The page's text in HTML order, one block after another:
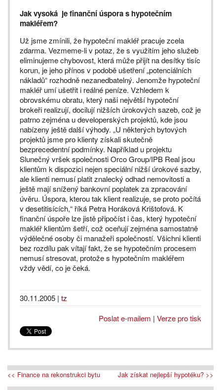
Jak vysoká je finanční úspora s hypotečním
makléřem?
Už jsme zmínili, že hypoteční makléř pracuje zcela
zdarma. Vezmeme-li v potaz, že s využitím jeho služeb
eliminujeme chybovost, která může přijít na desítky tisíc
korun, je jeho přínos v podobě ušetření „potenciálních
nákladů“ rozhodně nezanedbatelný. Jenomže hypoteční
makléř umí ušetřit i reálné peníze. Vzhledem k
obrovskému obratu, který naši největší hypoteční
brokeři realizují, docilují nižších úrokových sazeb, což je
patrno zejména u developerských projektů, kde jsou
nabízeny ještě další výhody. „U některých bytových
projektů jsme pro klienty získali skutečně
bezprecedentní podmínky. Například u projektu
Slunečný vršek společnosti Orco Group/IPB Real jsou
klientům k dispozici nejen speciální nižší úrokové sazby,
ale klienti nemusí platit znalecký odhad nemovitosti a
ještě mají snížený bankovní poplatek za zpracování
úvěru. Úspora, kterou tak klient realizuje, se proto počítá
v desetitisících,“ říká Petra Horáková Krištofová. K
finanční úspoře lze jistě připočíst i čas, který hypoteční
makléř klientům šetří, což oceňují zejména samostatně
výdělečné osoby či manažeři společností. Všichni klienti
bez rozdílu pak vítají fakt, že se hypotečním procesem
nemusí stresovat, protože s hypotečním makléřem
vždy vědí, co je čeká.
30.11.2005 | tz
Poslat e-mailem | Verze pro tisk
<< Finance na rekonstrukci bytu Jak získat nejlepší hypotéku? >>